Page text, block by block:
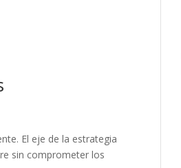
El eje de la estrategia
sin comprometer los